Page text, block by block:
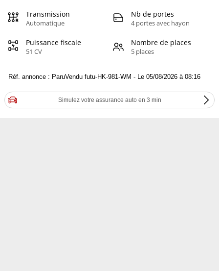
Transmission
Automatique
Nb de portes
4 portes avec hayon
Puissance fiscale
51 CV
Nombre de places
5 places
Réf. annonce : ParuVendu futu-HK-981-WM - Le 05/08/2026 à 08:16
Simulez votre assurance auto en 3 min